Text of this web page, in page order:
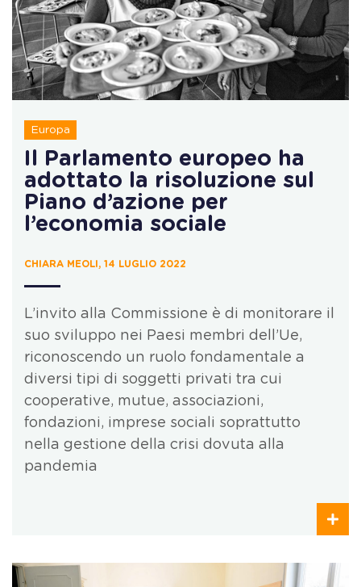
Europa
Il Parlamento europeo ha
adottato la risoluzione sul
Piano d’azione per
l’economia sociale
CHIARA MEOLI, 14 LUGLIO 2022
L’invito alla Commissione è di monitorare il
suo sviluppo nei Paesi membri dell’Ue,
riconoscendo un ruolo fondamentale a
diversi tipi di soggetti privati tra cui
cooperative, mutue, associazioni,
fondazioni, imprese sociali soprattutto
nella gestione della crisi dovuta alla
pandemia